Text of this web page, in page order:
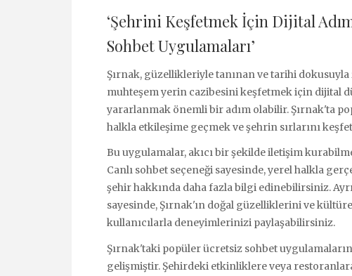
‘Şehrini Keşfetmek İçin Dijital
Sohbet Uygulamaları’
Şırnak, güzellikleriyle tanınan ve tarihi
muhteşem yerin cazibesini keşfetmek için dijital
yararlanmak önemli bir adım olabilir. Şırnak'ta
halkla etkileşime geçmek ve şehrin sırlarını
Bu uygulamalar, akıcı bir şekilde iletişim
Canlı sohbet seçeneği sayesinde, yerel halkla
şehir hakkında daha fazla bilgi edinebilirsiniz.
sayesinde, Şırnak'ın doğal güzelliklerini ve
kullanıcılarla deneyimlerinizi paylaşabilirsiniz.
Şırnak'taki popüler ücretsiz sohbet
gelişmiştir. Şehirdeki etkinliklere veya